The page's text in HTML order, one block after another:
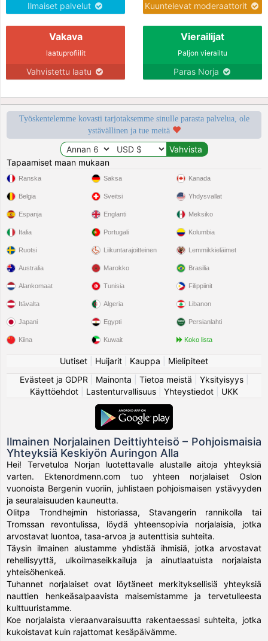
Ilmaiset palvelut Kuuntelevat moderaattorit
Vakava
laatuprofiilit
Vahvistettu laatu
Vierailijat
Paljon vierailtu
Paras Norja
Työskentelemme kovasti tarjotaksemme sinulle parasta palvelua, ole
ystävällinen ja tue meitä
Tapaamiset maan mukaan
Ranska
Belgia
Espanja
Italia
Ruotsi
Saksa
Sveitsi
Englanti
Portugali
Liikuntarajoitteinen
Kanada
Yhdysvallat
Meksiko
Kolumbia
Lemmikkieläimet
Australia
Alankomaat
Itävalta
Japani
Kiina
Marokko
Tunisia
Algeria
Egypti
Kuwait
Brasilia
Filippiinit
Libanon
Persianlahti
Koko lista
Uutiset Huijarit Kauppa
Mielipiteet
Evästeet ja GDPR
Mainonta Tietoa meistä Yksityisyys|
Käyttöehdot
Lastenturvallisuus Yhteystiedot UKK
Ilmainen Norjalainen Deittiyhteisö – Pohjoismaisia
Yhteyksiä Keskiyön Auringon Alla
Hei! Tervetuloa Norjan luotettavalle alustalle aitoja yhteyksiä
varten. Ektenordmenn.com tuo yhteen norjalaiset Oslon
vuonoista Bergenin vuoriin, juhlistaen pohjoismaisen ystävyyden
ja seuralaisuuden kauneutta.
Olitpa Trondhejmin historiassa, Stavangerin rannikolla tai
Tromssan revontulissa, löydä yhteensopivia norjalaisia, jotka
arvostavat luontoa, tasa-arvoa ja autenttisia suhteita.
Täysin ilmainen alustamme yhdistää ihmisiä, jotka arvostavat
rehellisyyttä, ulkoilmaseikkailuja ja ainutlaatuista norjalaista
yhteisöhenkeä.
Tuhannet norjalaiset ovat löytäneet merkityksellisiä yhteyksiä
nauttien henkeäsalpaavista maisemistamme ja tervetulleesta
kulttuuristamme.
Koe norjalaista vieraanvaraisuutta rakentaessasi suhteita, jotka
kukoistavat kuin rajattomat kesäpäivämme.